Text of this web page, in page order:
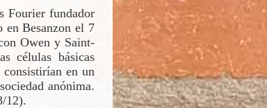
Fourier fundador
en Besanzon el 7
Owen y Saint-
células básicas
en un
anónima.
12).